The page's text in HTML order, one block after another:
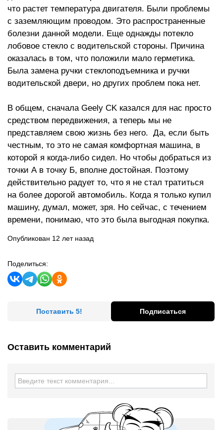
что растет температура двигателя. Были проблемы
с заземляющим проводом. Это распространенные
болезни данной модели. Еще однажды потекло
лобовое стекло с водительской стороны. Причина
оказалась в том, что положили мало герметика.
Была замена ручки стеклоподъемника и ручки
водительской двери, но других проблем пока нет.
В общем, сначала Geely CK казался для нас просто
средством передвижения, а теперь мы не
представляем свою жизнь без него. Да, если быть
честным, то это не самая комфортная машина, в
которой я когда-либо сидел. Но чтобы добраться из
точки А в точку Б, вполне достойная. Поэтому
действительно радует то, что я не стал тратиться
на более дорогой автомобиль. Когда я только купил
машину, думал, может, зря. Но сейчас, с течением
времени, понимаю, что это была выгодная покупка.
Опубликован 12 лет назад
Поделиться:
Поставить 5! Подписаться
Оставить комментарий